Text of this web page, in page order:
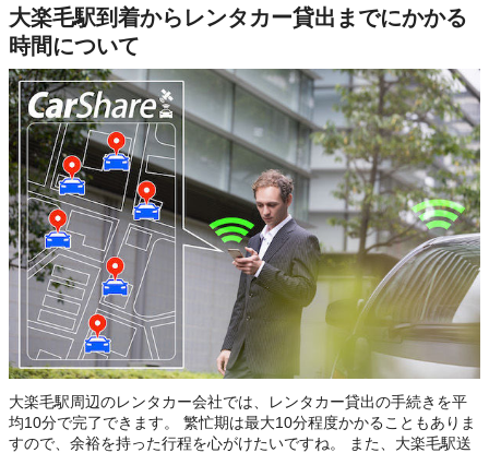
大楽毛駅到着からレンタカー貸出までにかかる
時間について
大楽毛駅周辺のレンタカー会社では、レンタカー貸出の手続きを平
均10分で完了できます。 繁忙期は最大10分程度かかることもありま
すので、余裕を持った行程を心がけたいですね。 また、大楽毛駅送